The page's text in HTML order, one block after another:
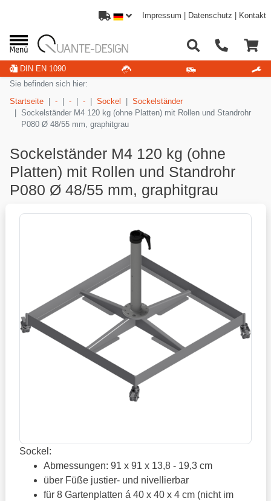
Impressum Datenschutz Kontakt
DIN EN 1090
Sie befinden sich hier:
Startseite
- - - Sockel
Sockelständer
Sockelständer M4 120 kg (ohne Platten) mit Rollen und Standrohr
P080 Ø 48/55 mm, graphitgrau
Sockelständer M4 120 kg (ohne
Platten) mit Rollen und Standrohr
P080 Ø 48/55 mm, graphitgrau
Sockel:
Abmessungen: 91 x 91 x 13,8 - 19,3 cm
über Füße justier- und nivellierbar
für 8 Gartenplatten á 40 x 40 x 4 cm (nicht im